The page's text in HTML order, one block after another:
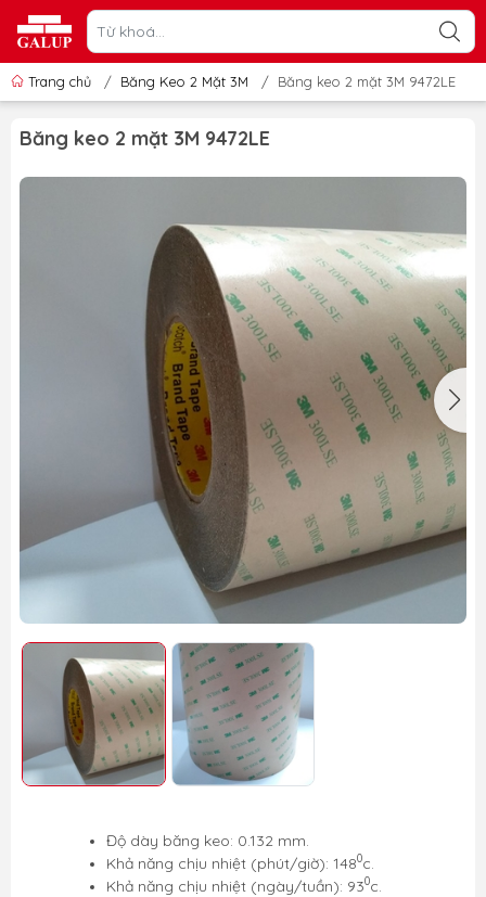
Trang chủ / Băng Keo 2 Mặt 3M / Băng keo 2 mặt 3M 9472LE
Băng keo 2 mặt 3M 9472LE
Độ dày băng keo: 0.132 mm.
Khả năng chịu nhiệt (phút/giờ): 1480c.
Khả năng chịu nhiệt (ngày/tuần): 930c.